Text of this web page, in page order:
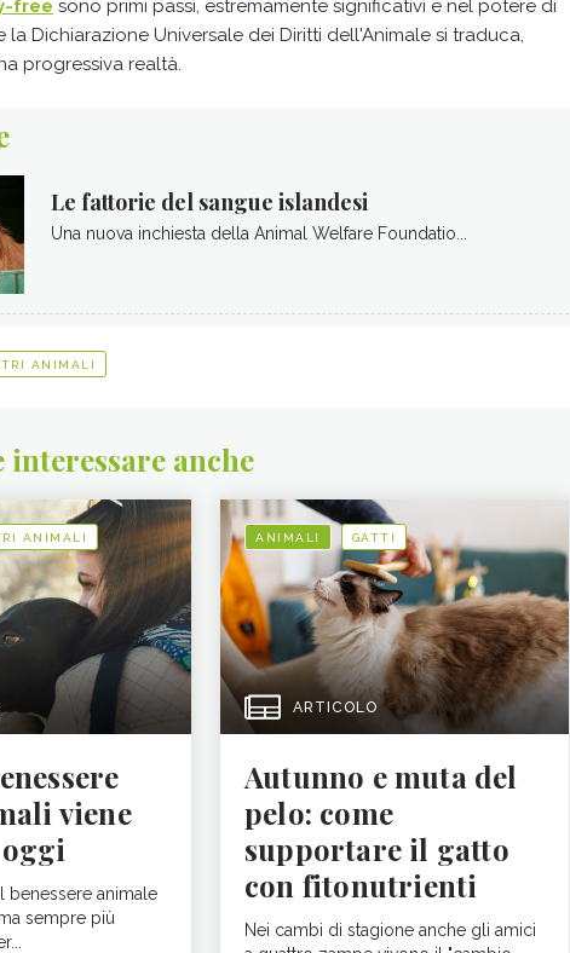
free sono primi passi, estremamente significativi e nel potere di
la Dichiarazione Universale dei Diritti dell'Animale si traduca,
progressiva realtà.
Le fattorie del sangue islandesi
Una nuova inchiesta della Animal Welfare Foundatio...
ANIMALI
anche
ANIMALI
viene
benessere animale
sempre più
ANIMALI GATTI
ARTICOLO
Autunno e muta del
pelo: come
supportare il gatto
con fitonutrienti
Nei cambi di stagione anche gli amici